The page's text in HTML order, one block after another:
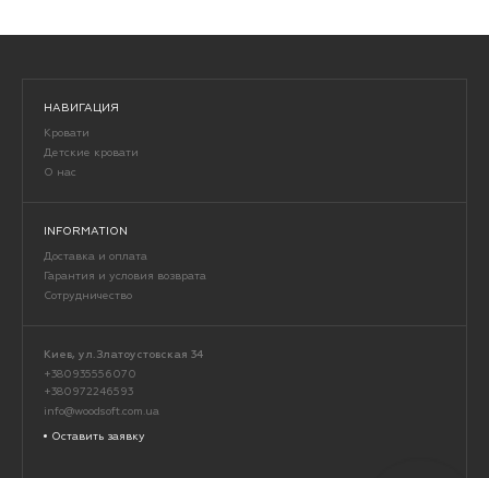
НАВИГАЦИЯ
Кровати
Детские кровати
О нас
INFORMATION
Доставка и оплата
Гарантия и условия возврата
Сотрудничество
Киев, ул.Златоустовская 34
+380935556070
+380972246593
info@woodsoft.com.ua
Оставить заявку